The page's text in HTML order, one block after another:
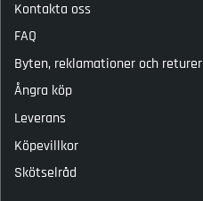
Kontakta oss
FAQ
Byten, reklamationer och returer
Ångra köp
Leverans
Köpevillkor
Skötselråd